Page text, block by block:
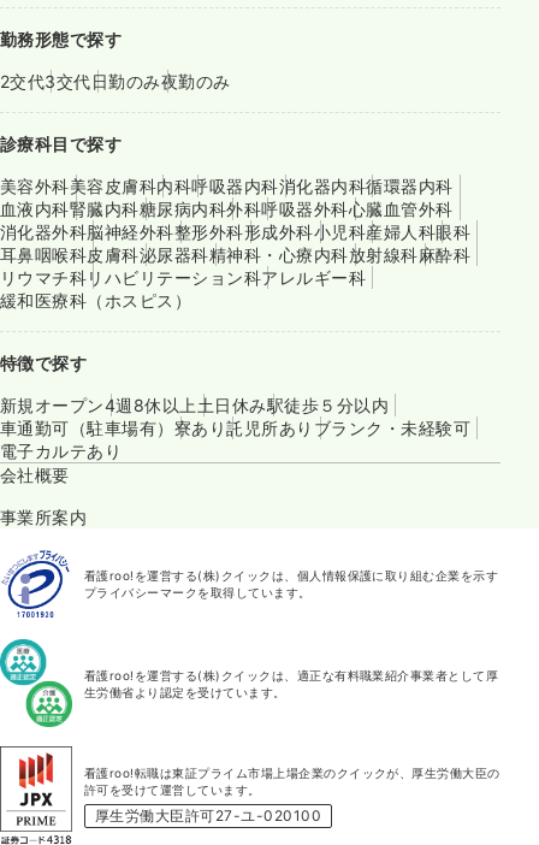
勤務形態で探す
2交代3交代日勤のみ夜勤のみ
診療科目で探す
美容外科美容皮膚科内科呼吸器内科消化器内科循環器内科
血液内科腎臓内科糖尿病内科外科呼吸器外科心臓血管外科
消化器外科脳神経外科整形外科形成外科小児科産婦人科眼科
耳鼻咽喉科皮膚科泌尿器科精神科・心療内科放射線科麻酔科
リウマチ科リハビリテーション科アレルギー科
緩和医療科（ホスピス）
特徴で探す
新規オープン4週8休以上 土日休み駅徒歩５分以内
車通勤可（駐車場有） 寮あり託児所あり ブランク・未経験可
電子カルテあり
会社概要
事業所案内
看護roo!を運営する(株)クイックは、個人情報保護に取り組む企業を示す
プライバシーマークを取得しています。
看護roo!を運営する(株)クイックは、適正な有料職業紹介事業者として厚
生労働省より認定を受けています。
看護roo!転職は東証プライム市場上場企業のクイックが、厚生労働大臣の
許可を受けて運営しています。
厚生労働大臣許可27-ユ-020100